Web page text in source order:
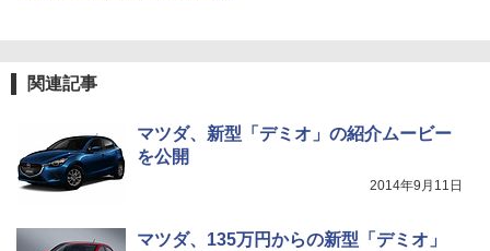
関連記事
マツダ、新型「デミオ」の紹介ムービー
を公開
2014年9月11日
マツダ、135万円からの新型「デミオ」